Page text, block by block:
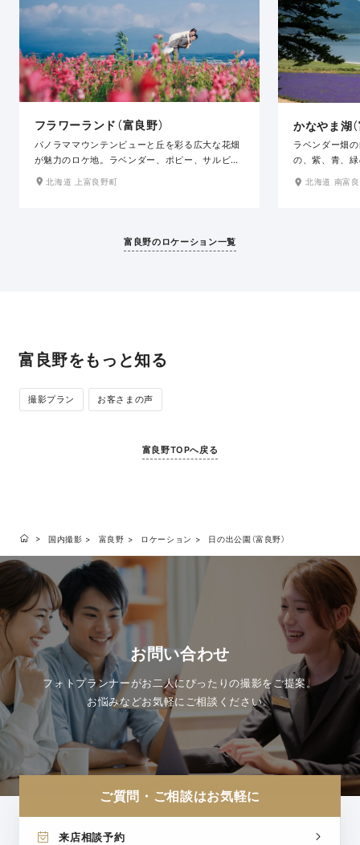
フラワーランド（富良野）
パノラママウンテンビューと丘を彩る広大な花畑
が魅力のロケ地。ラベンダー、ポピー、サルビ
ア、ひまわり、マリーゴールドなど、季節により
様々な表情を見せる花の楽園。カラフルな花々な
ポットです。支度場所から車で片道約30分とアク
セスの良さも魅力です。6月下旬〜9月上旬限定の
北海道 上富良野町
かなやま湖
ラベンダー畑
の、紫、青、
す。絵になる
北海道 南富
富良野のロケーション一覧
富良野をもっと知る
撮影プラン お客さまの声
富良野TOPへ戻る
国内撮影 富良野 ロケーション 日の出公園（富良野）
お問い合わせ
フォトプランナーがお二人にぴったりの撮影をご提案。
お悩みなどお気軽にご相談ください。
ご質問・ご相談はお気軽に
来店相談予約